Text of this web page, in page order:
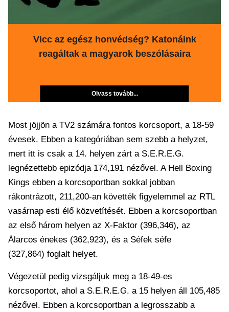
Vicc az egész honvédség? Katonáink
reagáltak a magyarok beszólásaira
Olvass tovább...
Most jöjjön a TV2 számára fontos korcsoport, a 18-59
évesek. Ebben a kategóriában sem szebb a helyzet,
mert itt is csak a 14. helyen zárt a S.E.R.E.G.
legnézettebb epizódja 174,191 nézővel. A Hell Boxing
Kings ebben a korcsoportban sokkal jobban
rákontrázott, 211,200-an követték figyelemmel az RTL
vasárnap esti élő közvetítését. Ebben a korcsoportban
az első három helyen az X-Faktor (396,346), az
Álarcos énekes (362,923), és a Séfek séfe
(327,864) foglalt helyet.
Végezetül pedig vizsgáljuk meg a 18-49-es
korcsoportot, ahol a S.E.R.E.G. a 15 helyen áll 105,485
nézővel. Ebben a korcsoportban a legrosszabb a